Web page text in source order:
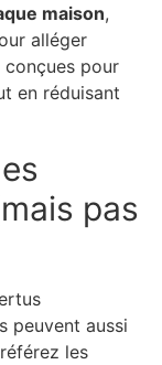
maison,
alléger
conçues pour
en réduisant
pas
peuvent aussi
les